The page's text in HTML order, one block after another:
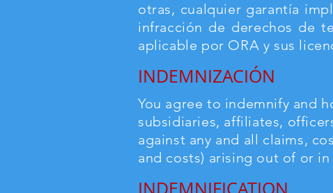
otras, cualquier garantía
infracción de derechos de
aplicable por ORA y sus
INDEMNIZACIÓN
You agree to indemnify and
subsidiaries, affiliates,
against any and all claims,
and costs) arising out of or